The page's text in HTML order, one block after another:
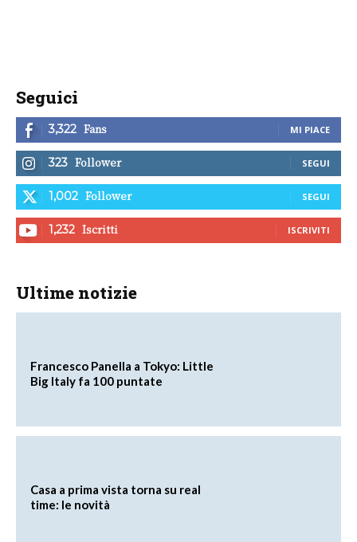
Seguici
3,322 Fans MI PIACE
323 Follower SEGUI
1,002 Follower SEGUI
1,232 Iscritti ISCRIVITI
Ultime notizie
Francesco Panella a Tokyo: Little
Big Italy fa 100 puntate
Casa a prima vista torna su real
time: le novità